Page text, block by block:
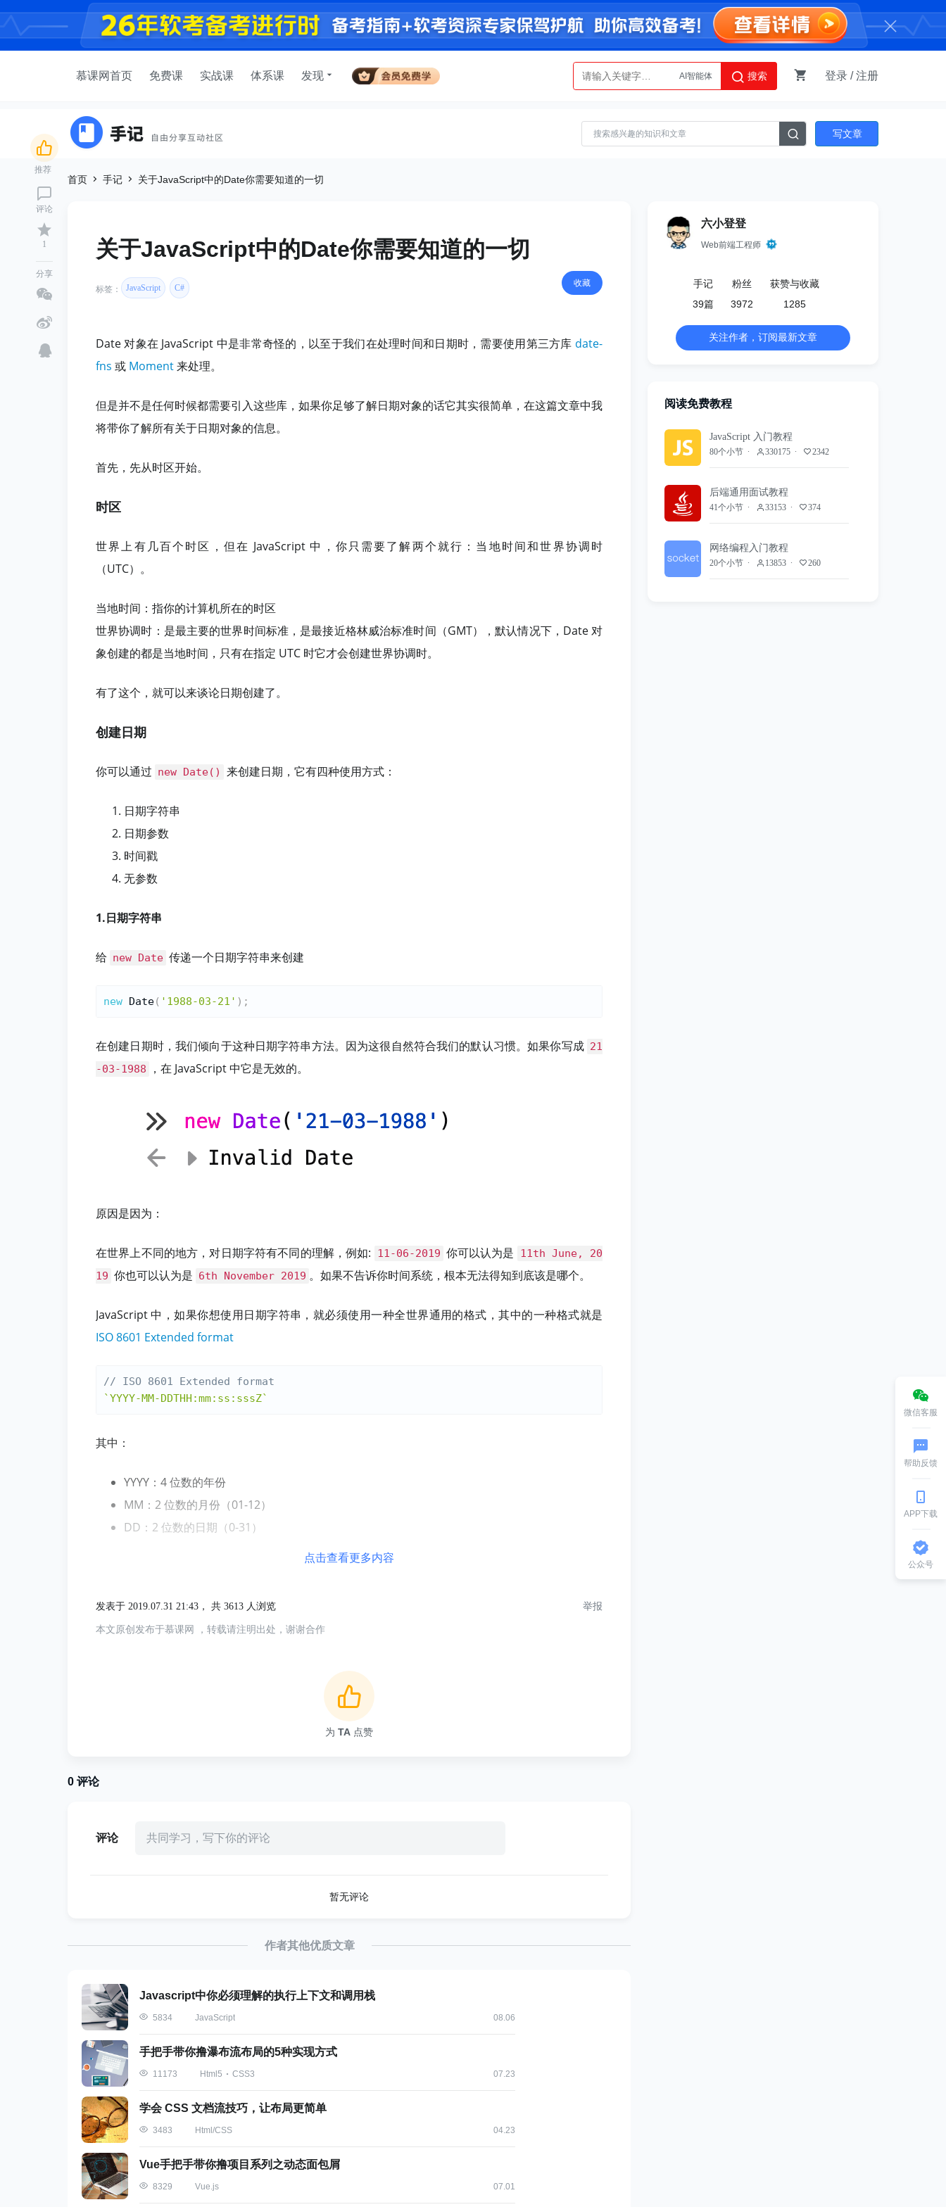
慕课网首页 免费课 实战课 体系课 发现
AI智能体
Python
搜索 登录 /注册
写文章
首页 手记 关于JavaScript中的Date你需要知道的一切
推荐
评论
1
分享
关于JavaScript中的Date你需要知道的一切
标签： JavaScript C#
收藏
Date 对象在 JavaScript 中是非常奇怪的，以至于我们在处理时间和日期时，需要使用第三方库 date-
fns 或 Moment来处理。
但是并不是任何时候都需要引入这些库，如果你足够了解日期对象的话它其实很简单，在这篇文章中我
将带你了解所有关于日期对象的信息。
首先，先从时区开始。
时区
世界上有几百个时区，但在 JavaScript 中，你只需要了解两个就行：当地时间和世界协调时
（UTC）。
当地时间：指你的计算机所在的时区
世界协调时：是最主要的世界时间标准，是最接近格林威治标准时间（GMT），默认情况下，Date 对
象创建的都是当地时间，只有在指定 UTC 时它才会创建世界协调时。
有了这个，就可以来谈论日期创建了。
创建日期
你可以通过 new Date() 来创建日期，它有四种使用方式：
日期字符串
日期参数
时间戳
无参数
1.日期字符串
给 new Date 传递一个日期字符串来创建
new Date( '1988-03-21' ) ;
在创建日期时，我们倾向于这种日期字符串方法。因为这很自然符合我们的默认习惯。如果你写成 21
-03-1988
，在 JavaScript 中它是无效的。
原因是因为：
在世界上不同的地方，对日期字符有不同的理解，例如: 11-06-2019 你可以认为是
11th June, 20
19 你也可以认为是 6th November 2019 。如果不告诉你时间系统，根本无法得知到底该是哪个。
JavaScript 中，如果你想使用日期字符串，就必须使用一种全世界通用的格式，其中的一种格式就是
ISO 8601 Extended format
// ISO 8601 Extended format
`YYYY-MM-DDTHH:mm:ss:sssZ`
其中：
YYYY：4 位数的年份
MM：2 位数的月份（01-12）
DD：2 位数的日期（0-31）
Z：时区，有 Z 采用 UTC 时区，没有则是当地时区（仅限有时间的情况）
如果此时你在 GMT 时区「之后」的地区，得到的是：6月10日。
如果此时你是在 GMT 时区「之前」的地区，你得到的是：6月11日。
点击查看更多内容
发表于 2019.07.31 21:43， 共 3613 人浏览
本文原创发布于慕课网 ，转载请注明出处，谢谢合作
举报
为 TA 点赞
0 评论
评论 共同学习，写下你的评论
暂无评论
作者其他优质文章
Javascript中你必须理解的执行上下文和调用栈
5834 JavaScript 08.06
手把手带你撸瀑布流布局的5种实现方式
11173 Html5 CSS3 07.23
学会 CSS 文档流技巧，让布局更简单
3483 Html/CSS 04.23
Vue手把手带你撸项目系列之动态面包屑
8329 Vue.js 07.01
六小登登
Web前端工程师
手记
39篇
粉丝
3972
获赞与收藏
1285
关注作者，订阅最新文章
阅读免费教程
JavaScript 入门教程
80个小节 330175 2342
后端通用面试教程
41个小节 33153 374
网络编程入门教程
20个小节 13853 260
微信客服
帮助反馈
APP下载
公众号